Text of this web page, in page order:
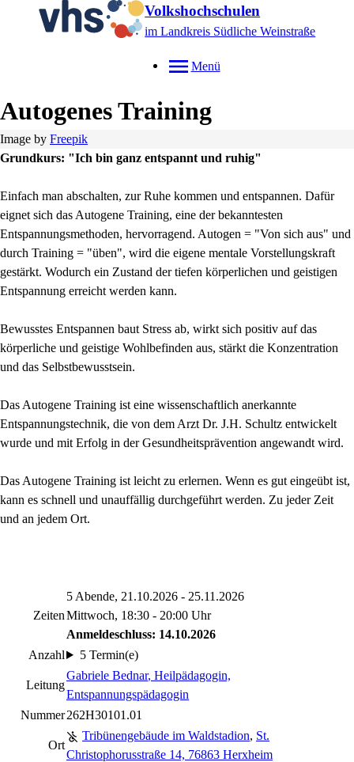
Volkshochschulen
im Landkreis Südliche Weinstraße
Menü
Autogenes Training
Image by Freepik
Grundkurs: "Ich bin ganz entspannt und ruhig"
Einfach man abschalten, zur Ruhe kommen und entspannen. Dafür
eignet sich das Autogene Training, eine der bekanntesten
Entspannungsmethoden, hervorragend. Autogen = "Von sich aus" und
durch Training = "üben", wird die eigene mentale Vorstellungskraft
gestärkt. Wodurch ein Zustand der tiefen körperlichen und geistigen
Entspannung erreicht werden kann.
Bewusstes Entspannen baut Stress ab, wirkt sich positiv auf das
körperliche und geistige Wohlbefinden aus, stärkt die Konzentration
und das Selbstbewusstsein.
Das Autogene Training ist eine wissenschaftlich anerkannte
Entspannungstechnik, die von dem Arzt Dr. J.H. Schultz entwickelt
wurde und mit Erfolg in der Gesundheitsprävention angewandt wird.
Das Autogene Training ist leicht zu erlernen. Wenn es gut eingeübt ist,
kann es schnell und unauffällig durchgeführt werden. Zu jeder Zeit
und an jedem Ort.
Zeiten
5 Abende, 21.10.2026 - 25.11.2026
Mittwoch, 18:30 - 20:00 Uhr
Anmeldeschluss: 14.10.2026
Anzahl
5 Termin(e)
Leitung
Gabriele Bednar, Heilpädagogin,
Entspannungspädagogin
Nummer262H30101.01
Ort
Tribünengebäude im Waldstadion, St.
Christophorusstraße 14, 76863 Herxheim